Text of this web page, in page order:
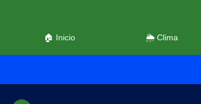
🏠 Inicio 🌦️ Clima